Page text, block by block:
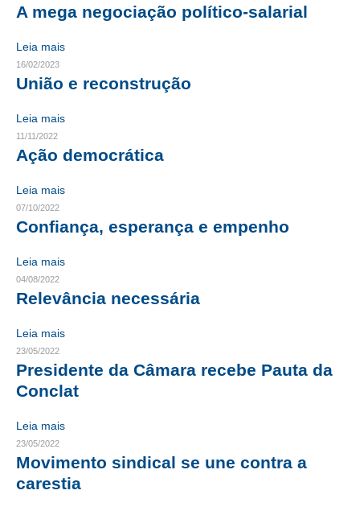
CONSELHOS ASSESSORES
PERSONALIDADES DA TECNOLOGIA
NÚCLEO DA MULHER ENGENHEIRA
TRANSPARÊNCIA
JURÍDICO
ACORDOS, CONVENÇÕES E DISSÍDIOS
CONTRIBUIÇÃO ASSISTENCIAL
CONTRIBUIÇÃO SINDICAL URBANA
REVISÃO DE APOSENTADORIA
FGTS CORREÇÃO
LEGISLAÇÃO
A mega negociação político-salarial
Leia mais
16/02/2023
União e reconstrução
Leia mais
11/11/2022
Ação democrática
Leia mais
07/10/2022
Confiança, esperança e empenho
Leia mais
04/08/2022
Relevância necessária
Leia mais
23/05/2022
Presidente da Câmara recebe Pauta da
Conclat
Leia mais
23/05/2022
Movimento sindical se une contra a
carestia